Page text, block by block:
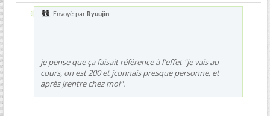
Envoyé par Ryuujin
je pense que ça faisait référence à l'effet "je vais au
cours, on est 200 et jconnais presque personne, et
après jrentre chez moi".